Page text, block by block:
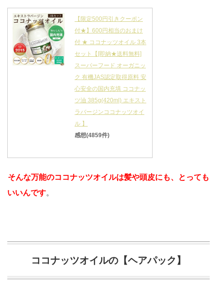
【限定500円引きクーポン
付★】600円相当のおまけ
付 ★ ココナッツオイル 3本
セット【[即納★送料無料]
スーパーフード オーガニッ
ク 有機JAS認定取得原料 安
心安全の国内充填 ココナッ
ツ油 385g(420ml) エキスト
ラバージンココナッツオイ
ル 】
感想(4859件)
そんな万能のココナッツオイルは髪や頭皮にも、とっても
いいんです。
ココナッツオイルの【ヘアパック】